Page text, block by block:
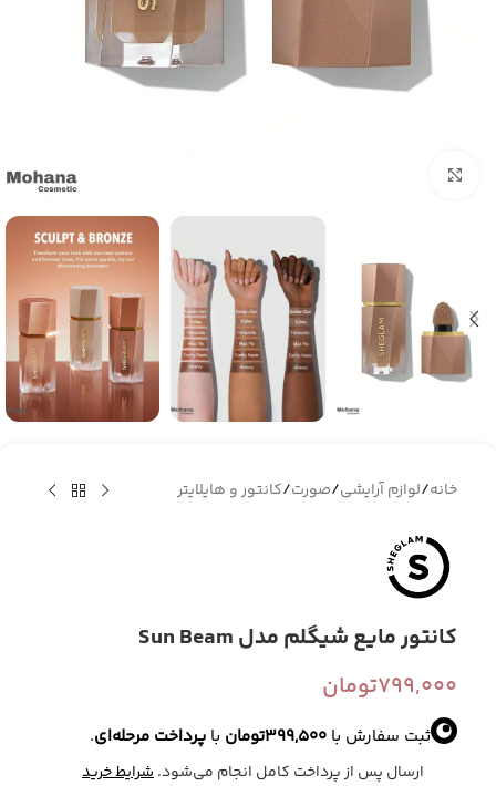
خانه/لوازم آرایشی/صورت/کانتور و هایلایتر
کانتور مایع شیگلم مدل Sun Beam
799,000تومان
ثبت سفارش با 399,500تومان با پرداخت مرحله‌ای.
ارسال پس از پرداخت کامل انجام می‌شود.شرایط خرید